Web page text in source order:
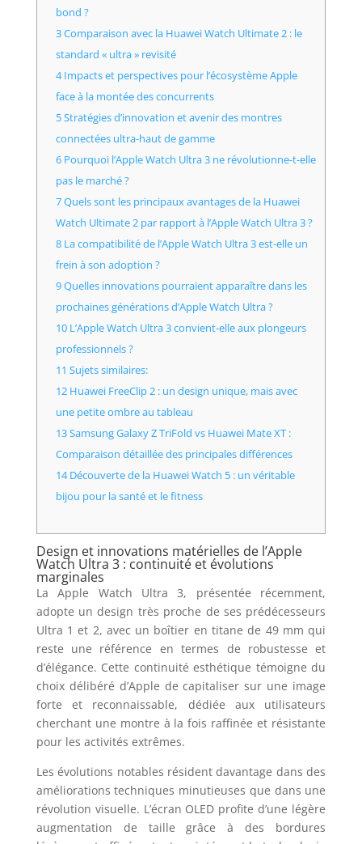
bond ?
3 Comparaison avec la Huawei Watch Ultimate 2 : le
standard « ultra » revisité
4 Impacts et perspectives pour l’écosystème Apple
face à la montée des concurrents
5 Stratégies d’innovation et avenir des montres
connectées ultra-haut de gamme
6 Pourquoi l’Apple Watch Ultra 3 ne révolutionne-t-elle
pas le marché ?
7 Quels sont les principaux avantages de la Huawei
Watch Ultimate 2 par rapport à l’Apple Watch Ultra 3 ?
8 La compatibilité de l’Apple Watch Ultra 3 est-elle un
frein à son adoption ?
9 Quelles innovations pourraient apparaître dans les
prochaines générations d’Apple Watch Ultra ?
10 L’Apple Watch Ultra 3 convient-elle aux plongeurs
professionnels ?
11 Sujets similaires:
12 Huawei FreeClip 2 : un design unique, mais avec
une petite ombre au tableau
13 Samsung Galaxy Z TriFold vs Huawei Mate XT :
Comparaison détaillée des principales différences
14 Découverte de la Huawei Watch 5 : un véritable
bijou pour la santé et le fitness
Design et innovations matérielles de l’Apple
Watch Ultra 3 : continuité et évolutions
marginales
La Apple Watch Ultra 3, présentée récemment,
adopte un design très proche de ses prédécesseurs
Ultra 1 et 2, avec un boîtier en titane de 49 mm qui
reste une référence en termes de robustesse et
d’élégance. Cette continuité esthétique témoigne du
choix délibéré d’Apple de capitaliser sur une image
forte et reconnaissable, dédiée aux utilisateurs
cherchant une montre à la fois raffinée et résistante
pour les activités extrêmes.
Les évolutions notables résident davantage dans des
améliorations techniques minutieuses que dans une
révolution visuelle. L’écran OLED profite d’une légère
augmentation de taille grâce à des bordures